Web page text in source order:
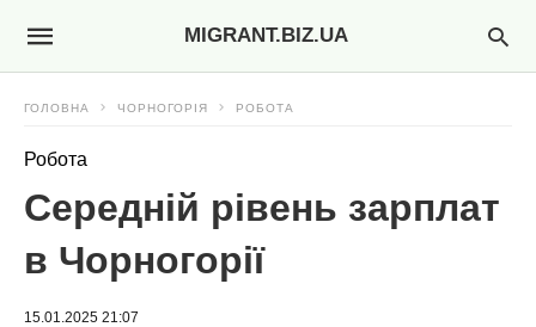
MIGRANT.BIZ.UA
ГОЛОВНА ЧОРНОГОРІЯ РОБОТА
Робота
Середній рівень зарплат
в Чорногорії
15.01.2025 21:07